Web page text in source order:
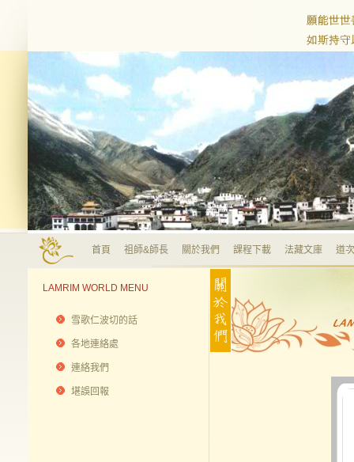
首頁 祖師&師長 關於我們 課程下載 法藏文庫 道
LAMRIM WORLD MENU
雪歌仁波切的話
各地連絡處
連絡我們
堪誤回報